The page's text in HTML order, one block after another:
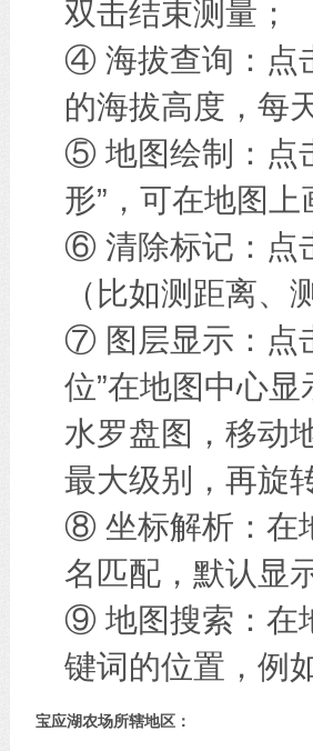
双击结束测量；
④ 海拔查询：点
的海拔高度，每
⑤ 地图绘制：点
形”，可在地图
⑥ 清除标记：点
（比如测距离、
⑦ 图层显示：点
位”在地图中心
水罗盘图，移动
最大级别，再旋
⑧ 坐标解析：在
名匹配，默认显
⑨ 地图搜索：在
键词的位置，例
宝应湖农场所辖地区：